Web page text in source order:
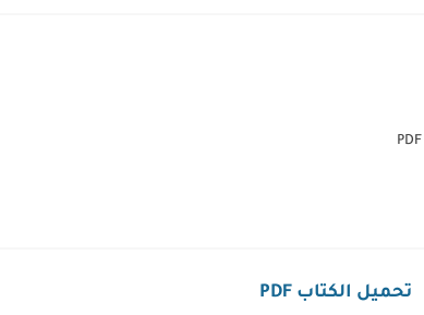
تحميل الكتاب PDF